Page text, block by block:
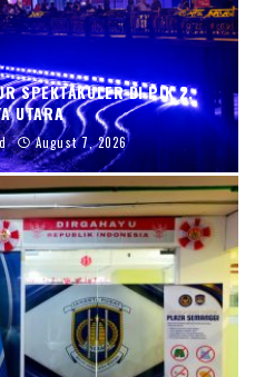
SPEKTAKULER DI PIK 2,
UTARA
August 7, 2026